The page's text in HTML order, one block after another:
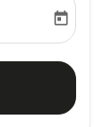
date-
today